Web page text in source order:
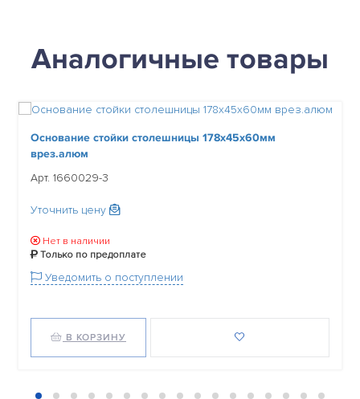
Аналогичные товары
Основание стойки столешницы 178х45х60мм
врез.алюм
Арт. 1660029-3
Уточнить цену
Нет в наличии
Только по предоплате
Уведомить о поступлении
В КОРЗИНУ